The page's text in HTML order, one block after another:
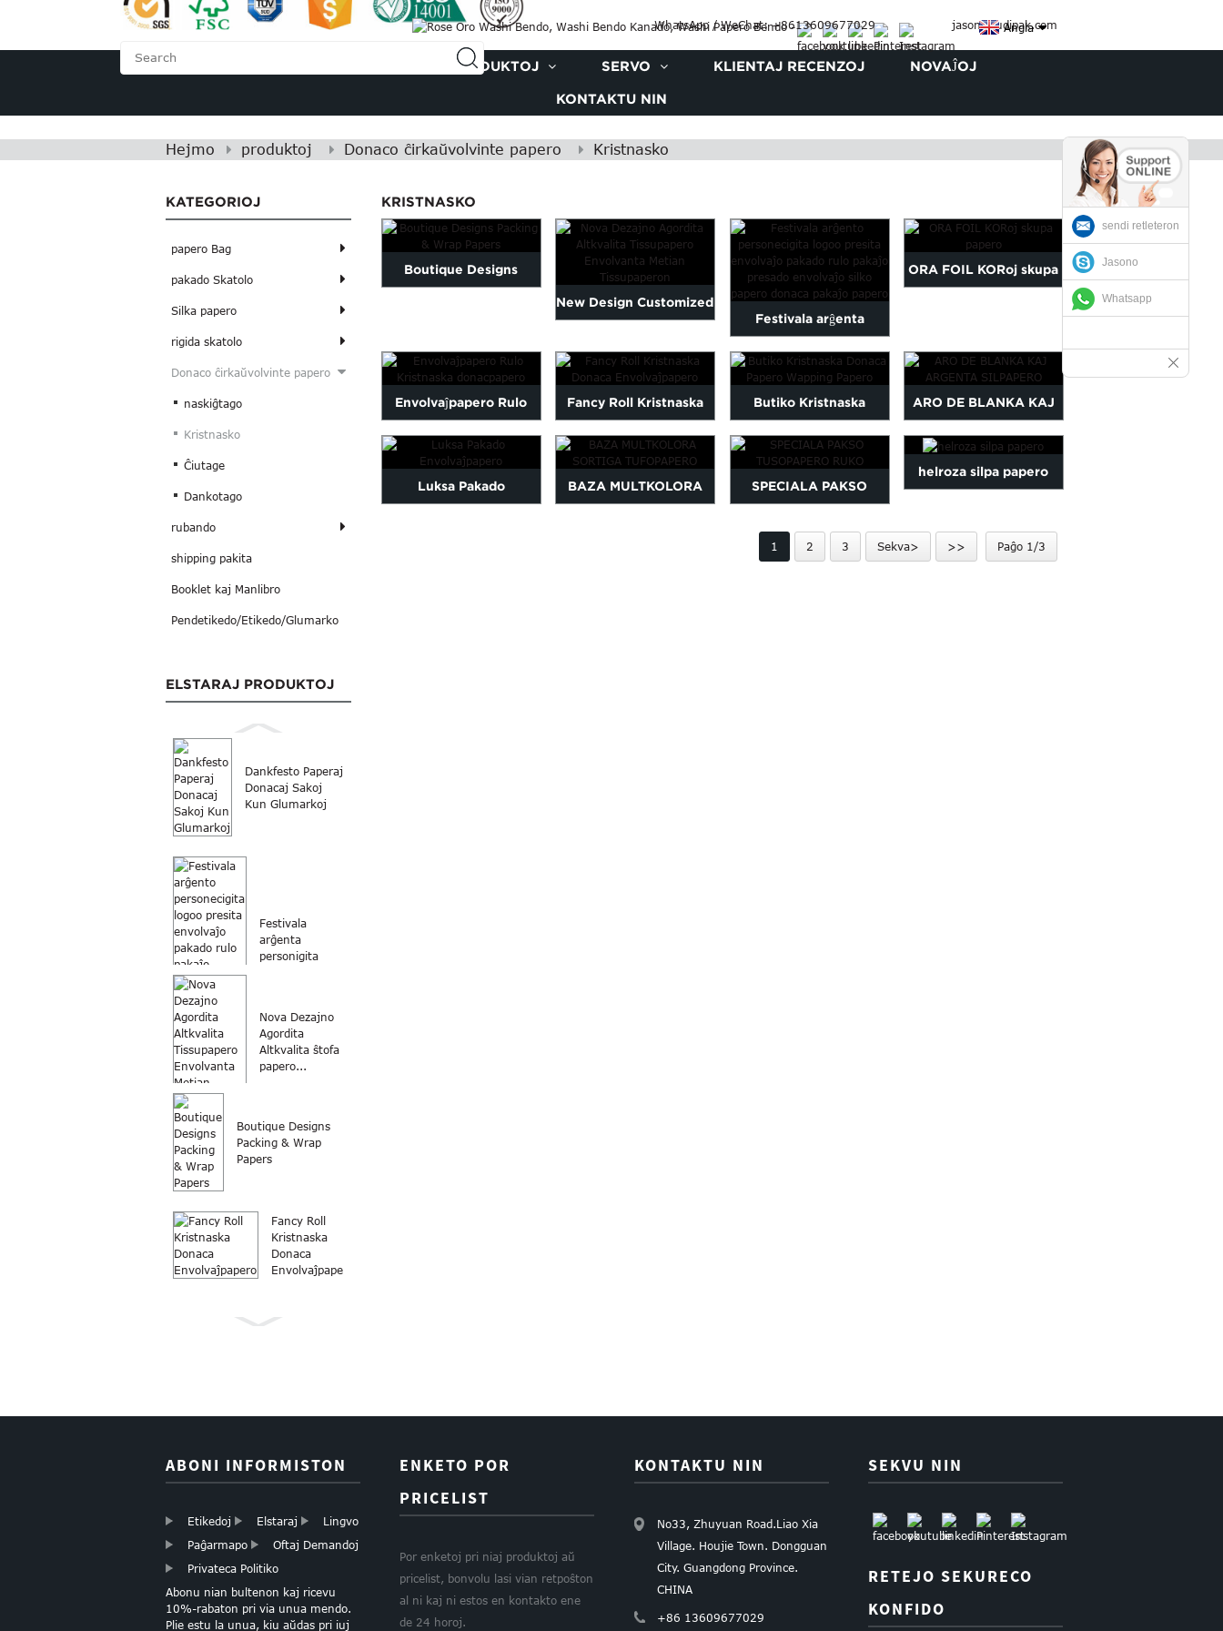
WhatsApp / WeChat: +8613609677029 jason@judipak.com
Angla
PRODUKTOJ SERVO KLIENTAJ RECENZOJ NOVAĴOJ
KONTAKTU NIN
Hejmo produktoj Donaco ĉirkaŭvolvinte papero Kristnasko
KATEGORIOJ
papero Bag
pakado Skatolo
Silka papero
rigida skatolo
Donaco ĉirkaŭvolvinte papero
naskiĝtago
Kristnasko
Ĉiutage
Dankotago
rubando
shipping pakita
Booklet kaj Manlibro
Pendetikedo/Etikedo/Glumarko
ELSTARAJ PRODUKTOJ
Dankfesto Paperaj
Donacaj Sakoj
Kun Glumarkoj
Festivala
arĝenta
personigita
Nova Dezajno
Agordita
Altkvalita ŝtofa
papero...
Boutique Designs
Packing & Wrap
Papers
Fancy Roll
Kristnaska
Donaca
Envolvaĵpapero
Butiko Kristnaska
Wapping Papero
ORA FOIL KORoj
skupa papero
KRISTNASKO
Boutique Designs
New Design Customized
Paper...
Festivala arĝenta
personigita emblemo
presita envolvaĵo pa...
ORA FOIL KORoj skupa
Envolvaĵpapero Rulo
Kristnaska donacpapero
Fancy Roll Kristnaska
Donaca Envolvaĵpapero
Butiko Kristnaska
Donaca Papero
Wapping Papero
ARO DE BLANKA KAJ
ARGENTA SILPAPERO
Luksa Pakado BAZA MULTKOLORA SPECIALA PAKSO
helroza silpa papero
1 2 3 Sekva> >> Paĝo 1/3
ABONI INFORMISTON
Etikedoj Elstaraj
Lingvo
Paĝarmapo
Oftaj Demandoj
Privateca Politiko
Abonu nian bultenon kaj ricevu
10%-rabaton pri via unua mendo.
Plie estu la unua, kiu aŭdas pri iuj
ENKETO POR
PRICELIST
Por enketoj pri niaj produktoj aŭ
pricelist, bonvolu lasi vian retpoŝton
al ni kaj ni estos en kontakto ene
de 24 horoj.
KONTAKTU NIN
No33, Zhuyuan Road.Liao Xia
Village. Houjie Town. Dongguan
City. Guangdong Province.
CHINA
+86 13609677029
SEKVU NIN
RETEJO SEKURECO
KONFIDO
sendi retleteron
Jasono
Whatsapp